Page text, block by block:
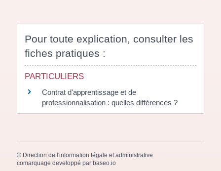
Pour toute explication, consulter les
fiches pratiques :
PARTICULIERS
Contrat d'apprentissage et de
professionnalisation : quelles différences ?
© Direction de l'information légale et administrative
comarquage developpé par baseo.io